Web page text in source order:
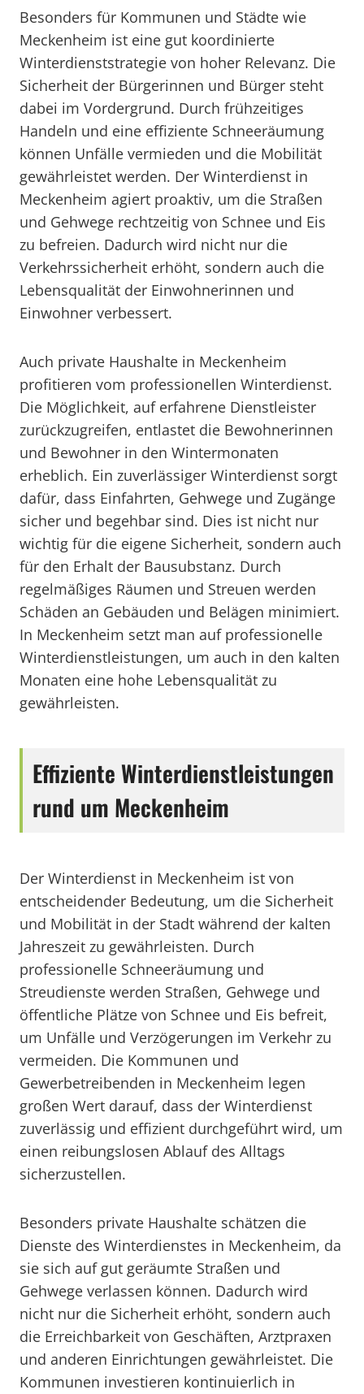
Besonders für Kommunen und Städte wie
Meckenheim ist eine gut koordinierte
Winterdienststrategie von hoher Relevanz. Die
Sicherheit der Bürgerinnen und Bürger steht
dabei im Vordergrund. Durch frühzeitiges
Handeln und eine effiziente Schneeräumung
können Unfälle vermieden und die Mobilität
gewährleistet werden. Der Winterdienst in
Meckenheim agiert proaktiv, um die Straßen
und Gehwege rechtzeitig von Schnee und Eis
zu befreien. Dadurch wird nicht nur die
Verkehrssicherheit erhöht, sondern auch die
Lebensqualität der Einwohnerinnen und
Einwohner verbessert.
Auch private Haushalte in Meckenheim
profitieren vom professionellen Winterdienst.
Die Möglichkeit, auf erfahrene Dienstleister
zurückzugreifen, entlastet die Bewohnerinnen
und Bewohner in den Wintermonaten
erheblich. Ein zuverlässiger Winterdienst sorgt
dafür, dass Einfahrten, Gehwege und Zugänge
sicher und begehbar sind. Dies ist nicht nur
wichtig für die eigene Sicherheit, sondern auch
für den Erhalt der Bausubstanz. Durch
regelmäßiges Räumen und Streuen werden
Schäden an Gebäuden und Belägen minimiert.
In Meckenheim setzt man auf professionelle
Winterdienstleistungen, um auch in den kalten
Monaten eine hohe Lebensqualität zu
gewährleisten.
Effiziente Winterdienstleistungen
rund um Meckenheim
Der Winterdienst in Meckenheim ist von
entscheidender Bedeutung, um die Sicherheit
und Mobilität in der Stadt während der kalten
Jahreszeit zu gewährleisten. Durch
professionelle Schneeräumung und
Streudienste werden Straßen, Gehwege und
öffentliche Plätze von Schnee und Eis befreit,
um Unfälle und Verzögerungen im Verkehr zu
vermeiden. Die Kommunen und
Gewerbetreibenden in Meckenheim legen
großen Wert darauf, dass der Winterdienst
zuverlässig und effizient durchgeführt wird, um
einen reibungslosen Ablauf des Alltags
sicherzustellen.
Besonders private Haushalte schätzen die
Dienste des Winterdienstes in Meckenheim, da
sie sich auf gut geräumte Straßen und
Gehwege verlassen können. Dadurch wird
nicht nur die Sicherheit erhöht, sondern auch
die Erreichbarkeit von Geschäften, Arztpraxen
und anderen Einrichtungen gewährleistet. Die
Kommunen investieren kontinuierlich in